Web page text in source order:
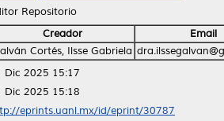
Repositorio
Creador
Email
Cortés, Ilsse Gabriela
Dic 2025 15:17
Dic 2025 15:18
eprints.uanl.mx/id/eprint/30787